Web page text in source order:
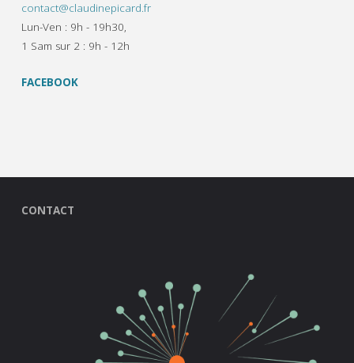
contact@claudinepicard.fr
Lun-Ven : 9h - 19h30,
1 Sam sur 2 : 9h - 12h
FACEBOOK
CONTACT